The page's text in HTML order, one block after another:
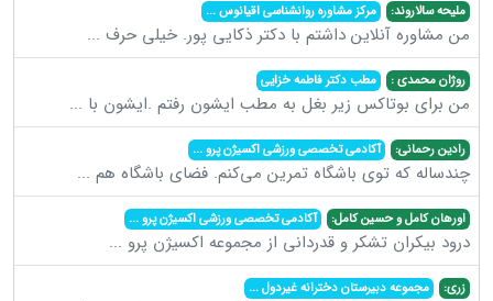
ملیحه سالاروند: مرکز مشاوره روانشناسی اقیانوس...
من مشاوره آنلاین داشتم با دکتر ذکایی پور. خیلی حرف ...
روژان محمدی : مطب دکتر فاطمه خزایی
من برای بوتاکس زیر بغل به مطب ایشون رفتم .ایشون با ...
رادین رحمانی: آکادمی تخصصی ورزشی اکسیژن پرو...
چندساله که توی باشگاه تمرین می‌کنم. فضای باشگاه هم ...
اورهان کامل و حسین کامل: آکادمی تخصصی ورزشی اکسیژن پرو...
درود بیکران تشکر و قدردانی از مجموعه اکسیژن پرو ...
زری: مجموعه دبیرستان دخترانه غیردول...